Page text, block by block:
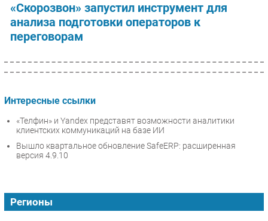
«Скорозвон» запустил инструмент для
анализа подготовки операторов к
переговорам
Интересные ссылки
«Телфин» и Yandex представят возможности аналитики
клиентских коммуникаций на базе ИИ
Вышло квартальное обновление SafeERP: расширенная
версия 4.9.10
Регионы